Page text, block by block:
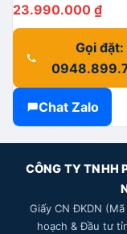
23.990.000 ₫
Gọi đặt:
Chat Zalo
CÔNG TY TNHH
Giấy CN ĐKDN
hoạch & Đầu tư